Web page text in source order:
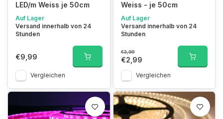
LED/m Weiss je 50cm
Auf Lager
Versand innerhalb von 24
Stunden
€9,99
Vergleichen
Weiss - je 50cm
Auf Lager
Versand innerhalb von 24
Stunden
€3,99
€2,99
Vergleichen